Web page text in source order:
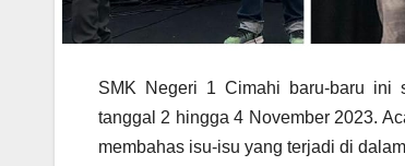
SMK Negeri 1 Cimahi baru-baru ini
tanggal 2 hingga 4 November 2023.
membahas isu-isu yang terjadi di